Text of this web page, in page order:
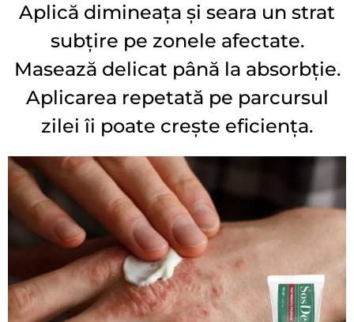
Aplică dimineața și seara un strat
subțire pe zonele afectate.
Masează delicat până la absorbție.
Aplicarea repetată pe parcursul
zilei îi poate crește eficiența.